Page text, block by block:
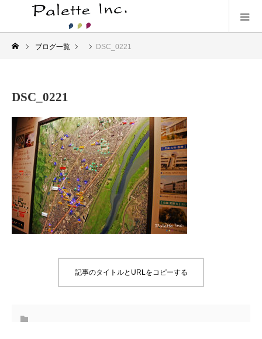
ブログ一覧 DSC_0221
DSC_0221
記事のタイトルとURLをコピーする